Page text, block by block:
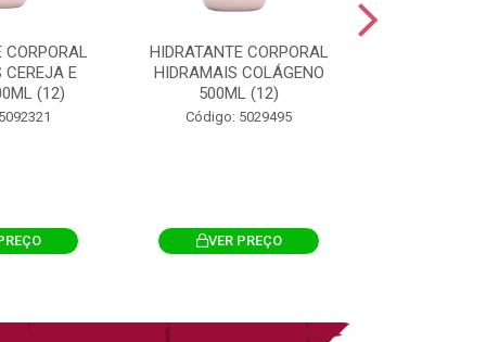
CORPORAL
CEREJA E
(12)
HIDRATANTE CORPORAL
HIDRAMAIS COLÁGENO
500ML (12)
Código: 5029495
VER PREÇO